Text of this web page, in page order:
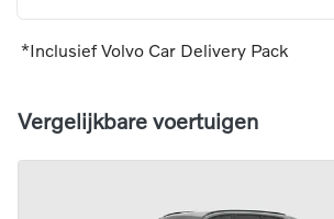
*Inclusief Volvo Car Delivery Pack
Vergelijkbare voertuigen